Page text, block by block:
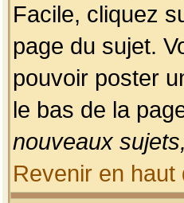
Facile, cliquez
page du sujet.
pouvoir poster
le bas de la
nouveaux
Revenir en haut